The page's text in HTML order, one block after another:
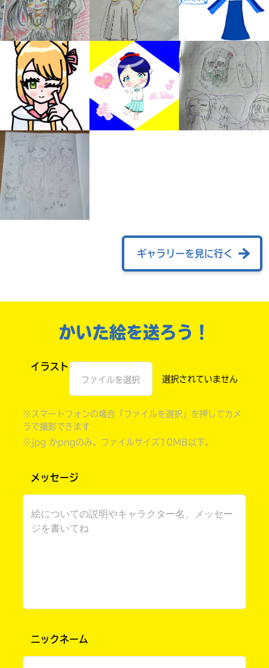
みんなの絵が
見られる
ギャラリー
ギャラリーを見に行く
かいた絵を送ろう！
イラスト
ファイルを選択
※スマートフォンの場合「ファイルを選択」を押してカメ
ラで撮影できます
※jpg かpngのみ。ファイルサイズ10MB以下。
メッセージ
ニックネーム